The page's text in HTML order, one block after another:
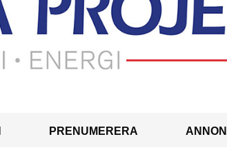
PRENUMERERA